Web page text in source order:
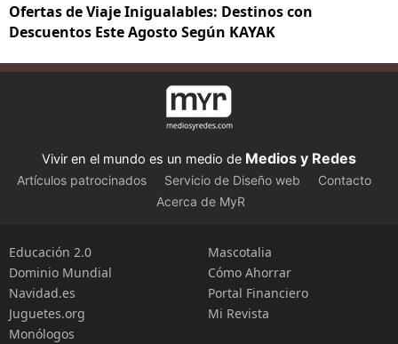
Ofertas de Viaje Inigualables: Destinos con
Descuentos Este Agosto Según KAYAK
Vivir en el mundo es un medio de Medios y Redes
Artículos patrocinados Servicio de Diseño web
Contacto
Acerca de MyR
Educación 2.0
Dominio Mundial
Navidad.es
Juguetes.org
Monólogos
Mascotalia
Cómo Ahorrar
Portal Financiero
Mi Revista